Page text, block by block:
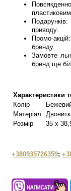
приводу.
Промо-
бренду.
Замовте
бренд ще
Характеристики
Колір
Матеріал
Розмір
35 х
+380935726359;